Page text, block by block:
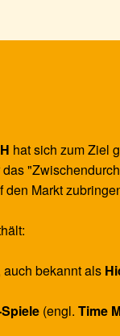
hat sich zum Ziel
Markt
bekannt als
(engl. Time